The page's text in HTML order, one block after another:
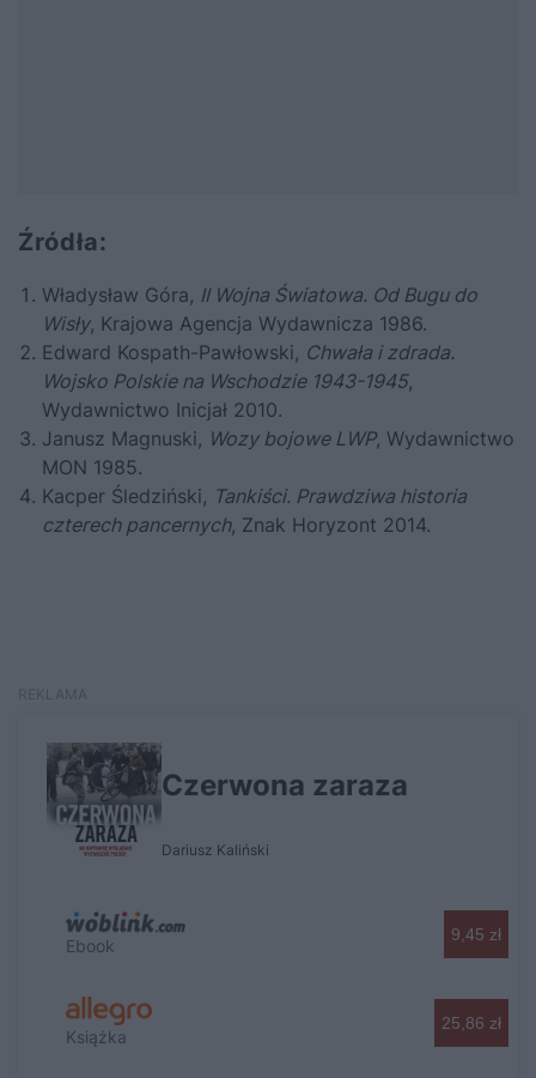
Źródła:
Władysław Góra, II Wojna Światowa. Od Bugu do
Wisły, Krajowa Agencja Wydawnicza 1986.
Edward Kospath-Pawłowski, Chwała i zdrada.
Wojsko Polskie na Wschodzie 1943-1945,
Wydawnictwo Inicjał 2010.
Janusz Magnuski, Wozy bojowe LWP, Wydawnictwo
MON 1985.
Kacper Śledziński, Tankiści. Prawdziwa historia
czterech pancernych, Znak Horyzont 2014.